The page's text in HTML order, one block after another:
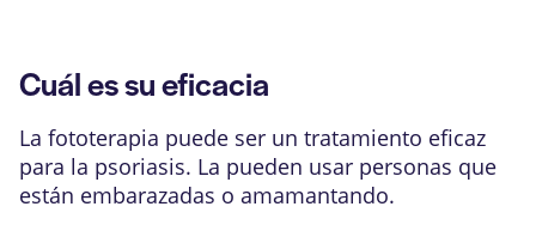
Cuál es su eficacia
La fototerapia puede ser un tratamiento eficaz
para la psoriasis. La pueden usar personas que
están embarazadas o amamantando.